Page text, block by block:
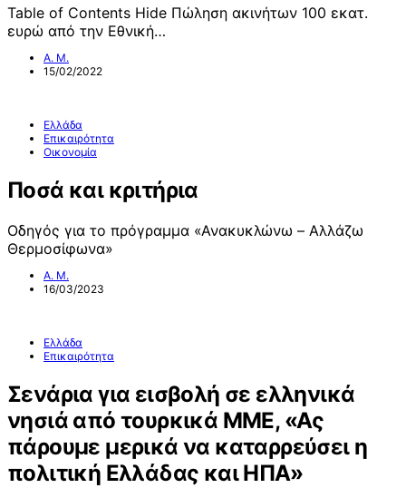
Table of Contents Hide Πώληση ακινήτων 100 εκατ.
ευρώ από την Εθνική…
Α. Μ.
15/02/2022
Ελλάδα
Επικαιρότητα
Οικονομία
Ποσά και κριτήρια
Οδηγός για το πρόγραμμα «Ανακυκλώνω – Aλλάζω
Θερμοσίφωνα»
Α. Μ.
16/03/2023
Ελλάδα
Επικαιρότητα
Σενάρια για εισβολή σε ελληνικά
νησιά από τουρκικά ΜΜΕ, «Ας
πάρουμε μερικά να καταρρεύσει η
πολιτική Ελλάδας και ΗΠΑ»